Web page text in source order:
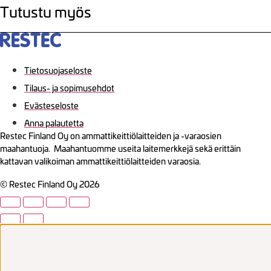
Tutustu myös
Tietosuojaseloste
Tilaus- ja sopimusehdot
Evästeseloste
Anna palautetta
Restec Finland Oy on ammattikeittiölaitteiden ja -varaosien
maahantuoja. Maahantuomme useita laitemerkkejä sekä erittäin
kattavan valikoiman ammattikeittiölaitteiden varaosia.
© Restec Finland Oy 2026